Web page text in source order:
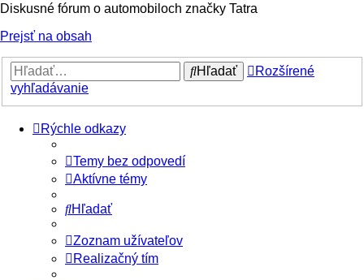
Diskusné fórum o automobiloch značky Tatra
Prejsť na obsah
Hľadať
Rozšírené
vyhľadávanie
Rýchle odkazy
Temy bez odpovedí
Aktívne témy
Hľadať
Zoznam užívateľov
Realizačný tím